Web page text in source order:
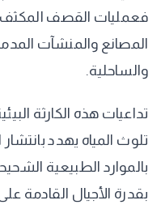
فعمليات القصف المكثف
المصانع والمنشآت
والساحلية.
تداعيات هذه الكارثة
تلوث المياه يهدد
بالموارد الطبيعية
بقدرة الأجيال القادمة